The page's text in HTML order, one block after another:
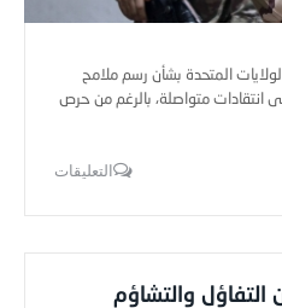
المتحدة بشأن رسم ملامح
انتقادات متواصلة، بالرغم من حرص
التعليقات
والتشاؤم